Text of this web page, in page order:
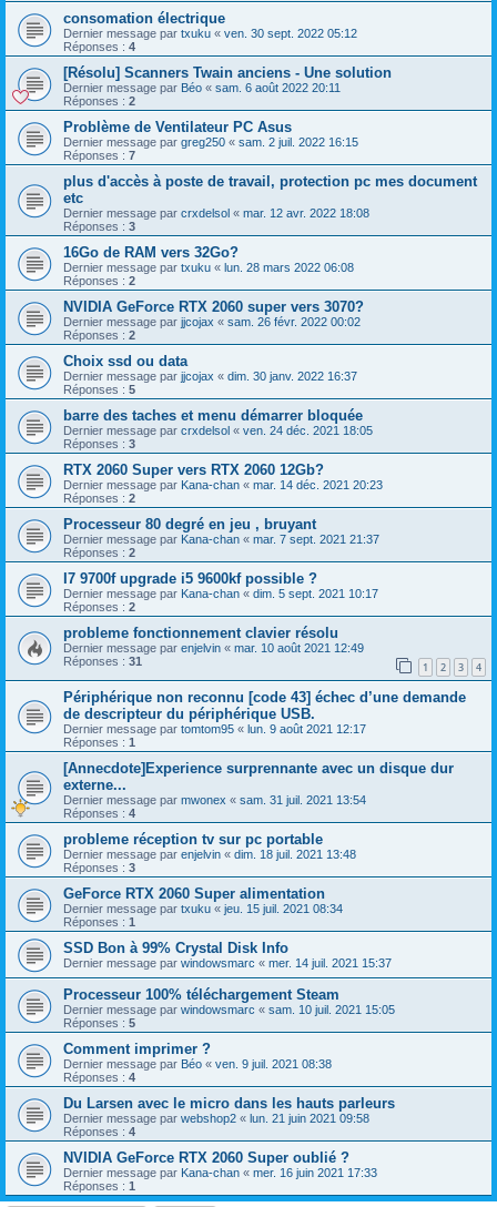
consomation électrique
Dernier message par txuku « ven. 30 sept. 2022 05:12
Réponses : 4
[Résolu] Scanners Twain anciens - Une solution
Dernier message par Béo « sam. 6 août 2022 20:11
Réponses : 2
Problème de Ventilateur PC Asus
Dernier message par greg250 « sam. 2 juil. 2022 16:15
Réponses : 7
plus d'accès à poste de travail, protection pc mes document
etc
Dernier message par crxdelsol « mar. 12 avr. 2022 18:08
Réponses : 3
16Go de RAM vers 32Go?
Dernier message par txuku « lun. 28 mars 2022 06:08
Réponses : 2
NVIDIA GeForce RTX 2060 super vers 3070?
Dernier message par jjcojax « sam. 26 févr. 2022 00:02
Réponses : 2
Choix ssd ou data
Dernier message par jjcojax « dim. 30 janv. 2022 16:37
Réponses : 5
barre des taches et menu démarrer bloquée
Dernier message par crxdelsol « ven. 24 déc. 2021 18:05
Réponses : 3
RTX 2060 Super vers RTX 2060 12Gb?
Dernier message par Kana-chan « mar. 14 déc. 2021 20:23
Réponses : 2
Processeur 80 degré en jeu , bruyant
Dernier message par Kana-chan « mar. 7 sept. 2021 21:37
Réponses : 2
I7 9700f upgrade i5 9600kf possible ?
Dernier message par Kana-chan « dim. 5 sept. 2021 10:17
Réponses : 2
probleme fonctionnement clavier résolu
Dernier message par enjelvin « mar. 10 août 2021 12:49
Réponses : 31 1 2 3 4
Périphérique non reconnu [code 43] échec d’une demande
de descripteur du périphérique USB.
Dernier message par tomtom95 « lun. 9 août 2021 12:17
Réponses : 1
[Annecdote]Experience surprennante avec un disque dur
externe...
Dernier message par mwonex « sam. 31 juil. 2021 13:54
Réponses : 4
probleme réception tv sur pc portable
Dernier message par enjelvin « dim. 18 juil. 2021 13:48
Réponses : 3
GeForce RTX 2060 Super alimentation
Dernier message par txuku « jeu. 15 juil. 2021 08:34
Réponses : 1
SSD Bon à 99% Crystal Disk Info
Dernier message par windowsmarc « mer. 14 juil. 2021 15:37
Processeur 100% téléchargement Steam
Dernier message par windowsmarc « sam. 10 juil. 2021 15:05
Réponses : 5
Comment imprimer ?
Dernier message par Béo « ven. 9 juil. 2021 08:38
Réponses : 4
Du Larsen avec le micro dans les hauts parleurs
Dernier message par webshop2 « lun. 21 juin 2021 09:58
Réponses : 4
NVIDIA GeForce RTX 2060 Super oublié ?
Dernier message par Kana-chan « mer. 16 juin 2021 17:33
Réponses : 1